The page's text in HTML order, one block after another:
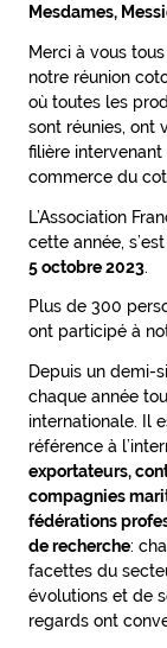
Mesdames,
Merci à vous
notre réunion
où toutes les
sont réunies, ont
filière
commerce du
L’Association
cette année,
5 octobre 2023.
Plus de 300
ont participé à
Depuis un demi-
chaque année
internationale. Il
référence à
exportateurs,
compagnies
fédérations
de recherche:
facettes du
évolutions et de
regards ont